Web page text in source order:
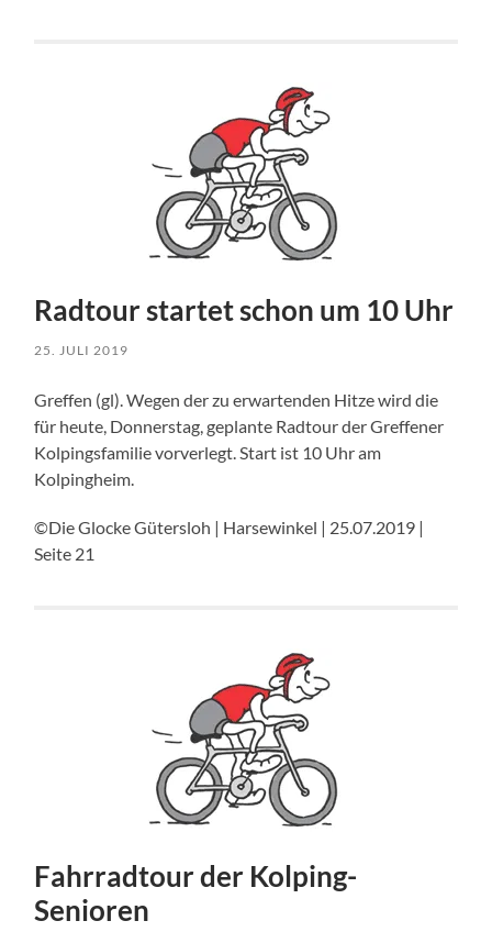
Radtour startet schon um 10 Uhr
25. JULI 2019
Greffen (gl). Wegen der zu erwartenden Hitze wird die
für heute, Donnerstag, geplante Radtour der Greffener
Kolpingsfamilie vorverlegt. Start ist 10 Uhr am
Kolpingheim.
©Die Glocke Gütersloh | Harsewinkel | 25.07.2019 |
Seite 21
Fahrradtour der Kolping-
Senioren